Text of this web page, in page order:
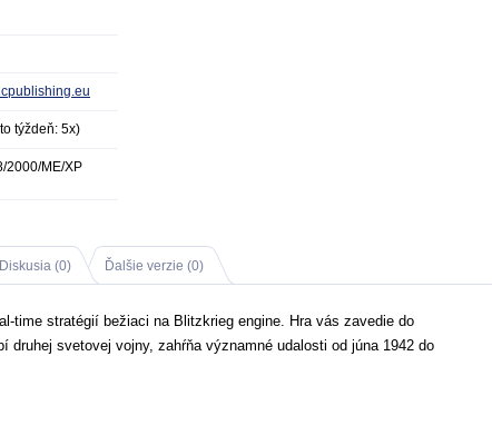
týždeň: 5x)
2000/ME/XP
Diskusia (0) Ďalšie verzie (0)
time stratégií bežiaci na Blitzkrieg engine. Hra vás zavedie do
druhej svetovej vojny, zahŕňa významné udalosti od júna 1942 do